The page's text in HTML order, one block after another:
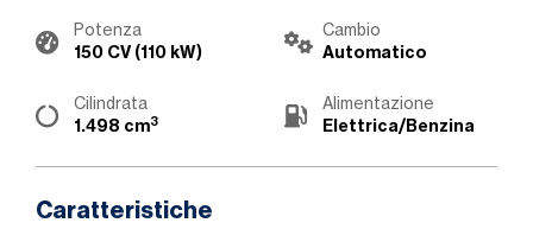
Potenza
150 CV (110 kW)
Cambio
Automatico
Cilindrata
1.498 cm3
Alimentazione
Elettrica/Benzina
Caratteristiche